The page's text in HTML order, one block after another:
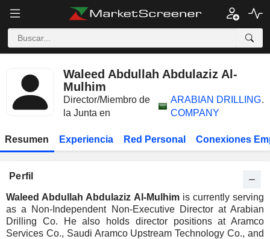
Waleed Abdullah Abdulaziz Al-
Mulhim
Director/Miembro de
la Junta en
ARABIAN DRILLING
COMPANY
.
Resumen Experiencia Red Personal Conexiones
Perfil
Waleed Abdullah Abdulaziz Al-Mulhimis currently serving
as a Non-Independent Non-Executive Director at Arabian
Drilling Co. He also holds director positions at Aramco
Services Co., Saudi Aramco Upstream Technology Co., and